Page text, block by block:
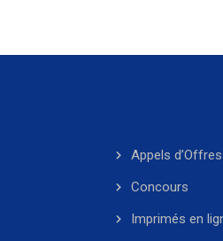
Appels d’Offres
Concours
Imprimés en